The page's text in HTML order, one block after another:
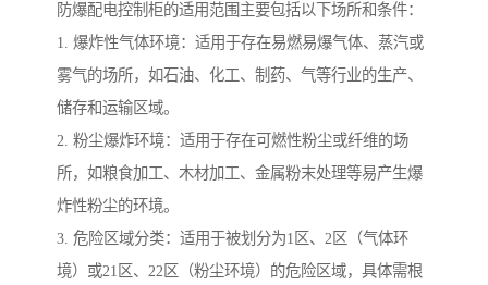
防爆配电控制柜的适用范围主要包括以下场所和条件：
1. 爆炸性气体环境：适用于存在易燃易爆气体、蒸汽或
雾气的场所，如石油、化工、制药、气等行业的生产、
储存和运输区域。
2. 粉尘爆炸环境：适用于存在可燃性粉尘或纤维的场
所，如粮食加工、木材加工、金属粉末处理等易产生爆
炸性粉尘的环境。
3. 危险区域分类：适用于被划分为1区、2区（气体环
境）或21区、22区（粉尘环境）的危险区域，具体需根